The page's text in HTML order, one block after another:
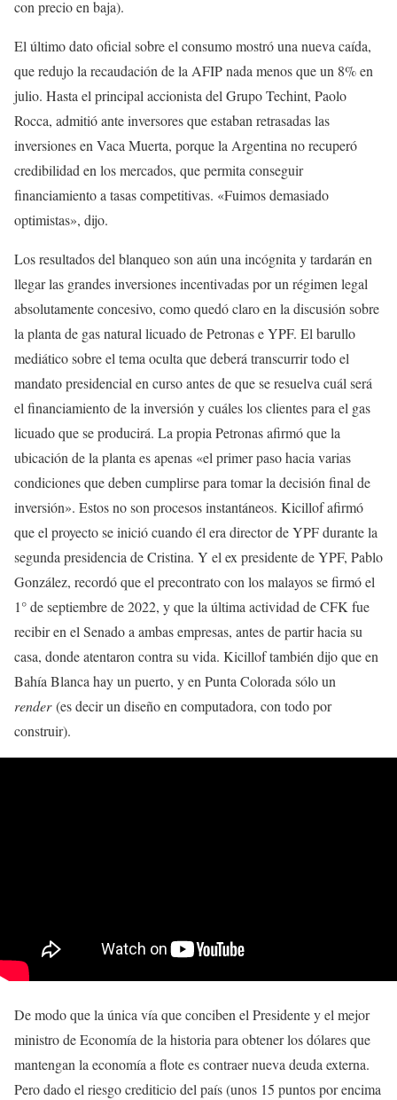
con precio en baja).
El último dato oficial sobre el consumo mostró una nueva caída,
que redujo la recaudación de la AFIP nada menos que un 8% en
julio. Hasta el principal accionista del Grupo Techint, Paolo
Rocca, admitió ante inversores que estaban retrasadas las
inversiones en Vaca Muerta, porque la Argentina no recuperó
credibilidad en los mercados, que permita conseguir
financiamiento a tasas competitivas. «Fuimos demasiado
optimistas», dijo.
Los resultados del blanqueo son aún una incógnita y tardarán en
llegar las grandes inversiones incentivadas por un régimen legal
absolutamente concesivo, como quedó claro en la discusión sobre
la planta de gas natural licuado de Petronas e YPF. El barullo
mediático sobre el tema oculta que deberá transcurrir todo el
mandato presidencial en curso antes de que se resuelva cuál será
el financiamiento de la inversión y cuáles los clientes para el gas
licuado que se producirá. La propia Petronas afirmó que la
ubicación de la planta es apenas «el primer paso hacia varias
condiciones que deben cumplirse para tomar la decisión final de
inversión». Estos no son procesos instantáneos. Kicillof afirmó
que el proyecto se inició cuando él era director de YPF durante la
segunda presidencia de Cristina. Y el ex presidente de YPF, Pablo
González, recordó que el precontrato con los malayos se firmó el
1° de septiembre de 2022, y que la última actividad de CFK fue
recibir en el Senado a ambas empresas, antes de partir hacia su
casa, donde atentaron contra su vida. Kicillof también dijo que en
Bahía Blanca hay un puerto, y en Punta Colorada sólo un
render(es decir un diseño en computadora, con todo por
construir).
De modo que la única vía que conciben el Presidente y el mejor
ministro de Economía de la historia para obtener los dólares que
mantengan la economía a flote es contraer nueva deuda externa.
Pero dado el riesgo crediticio del país (unos 15 puntos por encima